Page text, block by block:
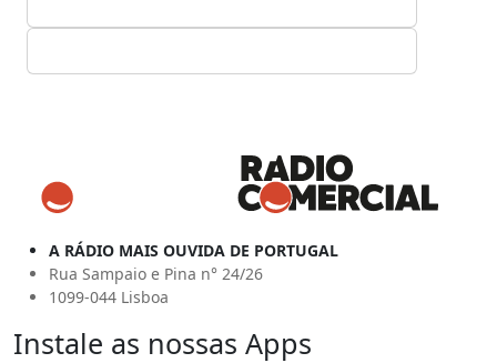
A RÁDIO MAIS OUVIDA DE PORTUGAL
Rua Sampaio e Pina n° 24/26
1099-044 Lisboa
Instale as nossas Apps